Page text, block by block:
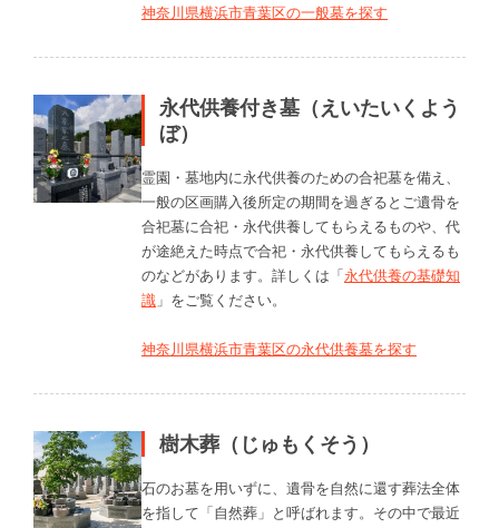
神奈川県横浜市青葉区の一般墓を探す
永代供養付き墓（えいたいくよう
ぼ）
霊園・墓地内に永代供養のための合祀墓を備え、
一般の区画購入後所定の期間を過ぎるとご遺骨を
合祀墓に合祀・永代供養してもらえるものや、代
が途絶えた時点で合祀・永代供養してもらえるも
のなどがあります。詳しくは「永代供養の基礎知
識 」をご覧ください。
神奈川県横浜市青葉区の永代供養墓を探す
樹木葬（じゅもくそう）
石のお墓を用いずに、遺骨を自然に還す葬法全体
を指して「自然葬」と呼ばれます。その中で最近